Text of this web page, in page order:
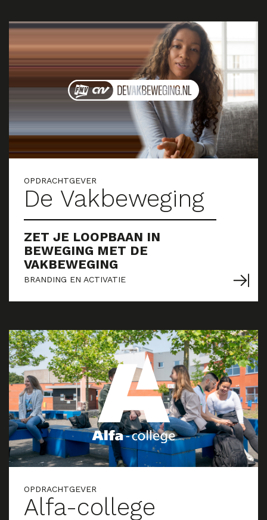
OPDRACHTGEVER
De Vakbeweging
ZET JE LOOPBAAN IN
BEWEGING MET DE
VAKBEWEGING
BRANDING EN ACTIVATIE
OPDRACHTGEVER
Alfa-college